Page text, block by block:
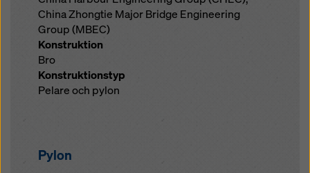
China Zhongtie Major Bridge Engineering
Group (MBEC)
Konstruktion
Bro
Konstruktionstyp
Pelare och pylon
Pylon